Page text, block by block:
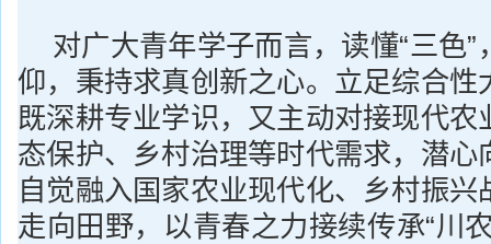
对广大青年学子而言，读懂“三色
仰，秉持求真创新之心。立足综合性
既深耕专业学识，又主动对接现代农
态保护、乡村治理等时代需求，潜心
自觉融入国家农业现代化、乡村振兴
走向田野，以青春之力接续传承“川